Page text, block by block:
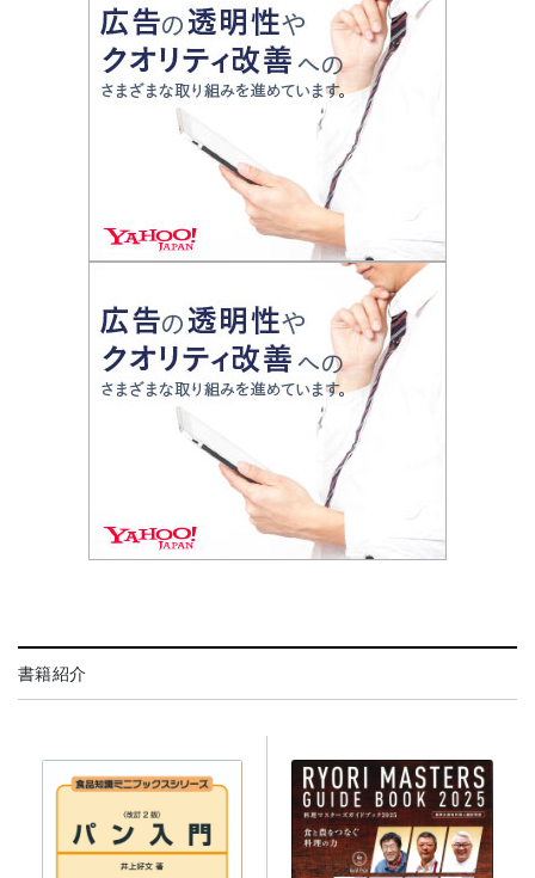
書籍紹介